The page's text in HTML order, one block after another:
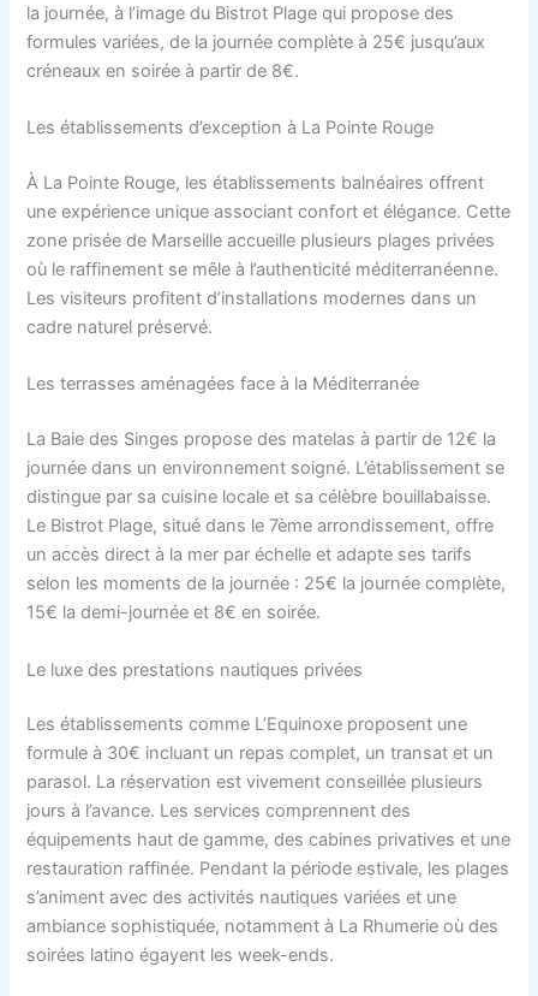
la journée, à l’image du Bistrot Plage qui propose des
formules variées, de la journée complète à 25€ jusqu’aux
créneaux en soirée à partir de 8€.
Les établissements d’exception à La Pointe Rouge
À La Pointe Rouge, les établissements balnéaires offrent
une expérience unique associant confort et élégance. Cette
zone prisée de Marseille accueille plusieurs plages privées
où le raffinement se mêle à l’authenticité méditerranéenne.
Les visiteurs profitent d’installations modernes dans un
cadre naturel préservé.
Les terrasses aménagées face à la Méditerranée
La Baie des Singes propose des matelas à partir de 12€ la
journée dans un environnement soigné. L’établissement se
distingue par sa cuisine locale et sa célèbre bouillabaisse.
Le Bistrot Plage, situé dans le 7ème arrondissement, offre
un accès direct à la mer par échelle et adapte ses tarifs
selon les moments de la journée : 25€ la journée complète,
15€ la demi-journée et 8€ en soirée.
Le luxe des prestations nautiques privées
Les établissements comme L’Equinoxe proposent une
formule à 30€ incluant un repas complet, un transat et un
parasol. La réservation est vivement conseillée plusieurs
jours à l’avance. Les services comprennent des
équipements haut de gamme, des cabines privatives et une
restauration raffinée. Pendant la période estivale, les plages
s’animent avec des activités nautiques variées et une
ambiance sophistiquée, notamment à La Rhumerie où des
soirées latino égayent les week-ends.